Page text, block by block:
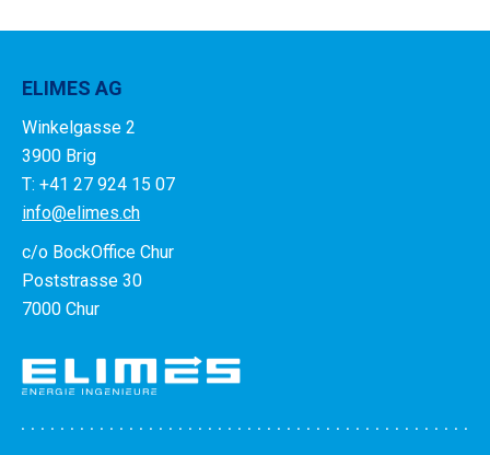
ELIMES AG
Winkelgasse 2
3900 Brig
T: +41 27 924 15 07
info@elimes.ch
c/o BockOffice Chur
Poststrasse 30
7000 Chur